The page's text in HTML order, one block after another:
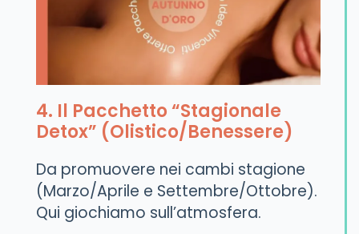
4. Il Pacchetto “Stagionale
Detox” (Olistico/Benessere)
Da promuovere nei cambi stagione
(Marzo/Aprile e Settembre/Ottobre).
Qui giochiamo sull’atmosfera.